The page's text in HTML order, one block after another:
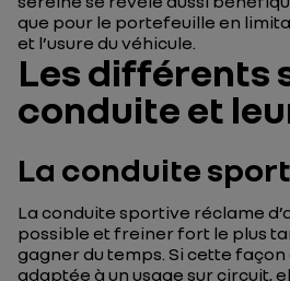
que pour le portefeuille en
et l’usure du véhicule.
Les différents
conduite et
La conduite
La conduite sportive réclame
possible et freiner fort le plus
gagner du temps. Si cette
adaptée à un usage sur circuit,